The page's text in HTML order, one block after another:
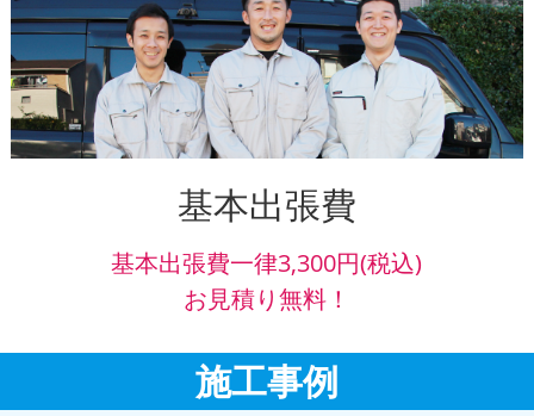
基本出張費
基本出張費一律3,300円(税込)
お見積り無料！
施工事例